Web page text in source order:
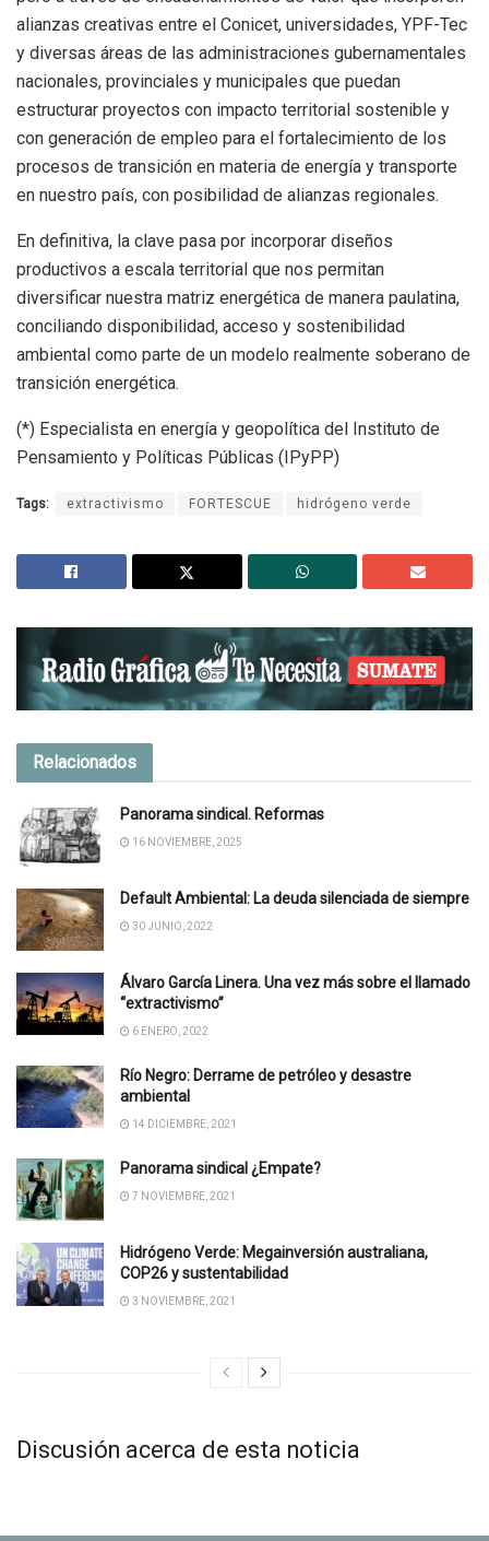
alianzas creativas entre el Conicet, universidades, YPF-Tec
y diversas áreas de las administraciones gubernamentales
nacionales, provinciales y municipales que puedan
estructurar proyectos con impacto territorial sostenible y
con generación de empleo para el fortalecimiento de los
procesos de transición en materia de energía y transporte
en nuestro país, con posibilidad de alianzas regionales.
En definitiva, la clave pasa por incorporar diseños
productivos a escala territorial que nos permitan
diversificar nuestra matriz energética de manera paulatina,
conciliando disponibilidad, acceso y sostenibilidad
ambiental como parte de un modelo realmente soberano de
transición energética.
(*) Especialista en energía y geopolítica del Instituto de
Pensamiento y Políticas Públicas (IPyPP)
Tags: extractivismo FORTESCUE hidrógeno verde
Relacionados
Panorama sindical. Reformas
16 NOVIEMBRE, 2025
Default Ambiental: La deuda silenciada de siempre
30 JUNIO, 2022
Álvaro García Linera. Una vez más sobre el llamado
“extractivismo”
6 ENERO, 2022
Río Negro: Derrame de petróleo y desastre
ambiental
14 DICIEMBRE, 2021
Panorama sindical ¿Empate?
7 NOVIEMBRE, 2021
Hidrógeno Verde: Megainversión australiana,
COP26 y sustentabilidad
3 NOVIEMBRE, 2021
Discusión acerca de esta noticia